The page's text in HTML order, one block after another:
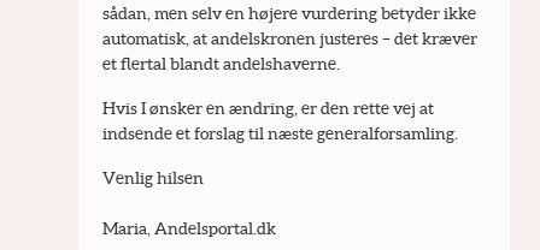
sådan, men selv en højere vurdering betyder ikke
automatisk, at andelskronen justeres – det kræver
et flertal blandt andelshaverne.
Hvis I ønsker en ændring, er den rette vej at
indsende et forslag til næste generalforsamling.
Venlig hilsen
Maria, Andelsportal.dk